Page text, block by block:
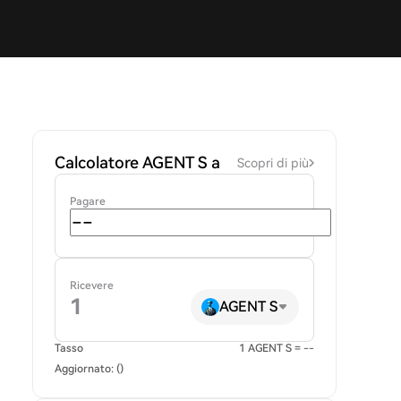
Calcolatore AGENT S a Scopri di più
Pagare
Ricevere
AGENT S
Tasso
1 AGENT S = --
Aggiornato: ()